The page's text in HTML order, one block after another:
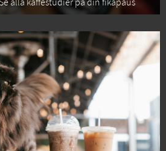
alla kaffestudier på din fikapaus